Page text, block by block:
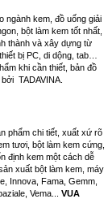
ngành kem, đồ uống giải
bột làm kem tốt nhất,
thành và xây dựng từ
bị PC, di dộng, tab…
khi cần thiết, bản đồ
bởi TADAVINA
phẩm chi tiết, xuất xứ rõ
tươi, bột làm kem cứng,
định kem một cách dễ
xuất bột làm kem, máy
Innova, Fama, Gemm,
Vema... VUA